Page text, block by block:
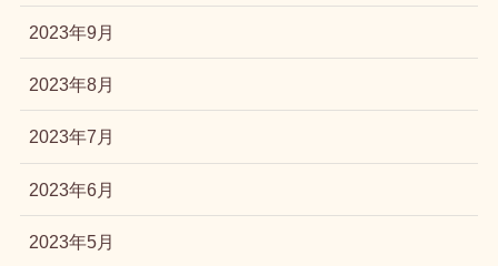
2023年9月
2023年8月
2023年7月
2023年6月
2023年5月